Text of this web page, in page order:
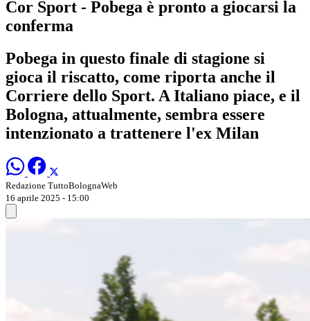
Cor Sport - Pobega è pronto a giocarsi la
conferma
Pobega in questo finale di stagione si
gioca il riscatto, come riporta anche il
Corriere dello Sport. A Italiano piace, e il
Bologna, attualmente, sembra essere
intenzionato a trattenere l'ex Milan
Redazione TuttoBolognaWeb
16 aprile 2025 - 15:00